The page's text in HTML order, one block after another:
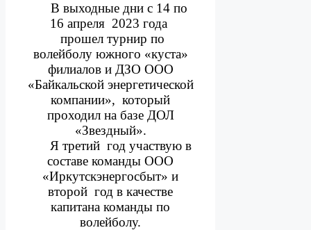
В выходные дни с 14 по
16 апреля 2023 года
прошел турнир по
волейболу южного «куста»
филиалов и ДЗО ООО
«Байкальской энергетической
компании», который
проходил на базе ДОЛ
«Звездный».
Я третий год участвую в
составе команды ООО
«Иркутскэнергосбыт» и
второй год в качестве
капитана команды по
волейболу.